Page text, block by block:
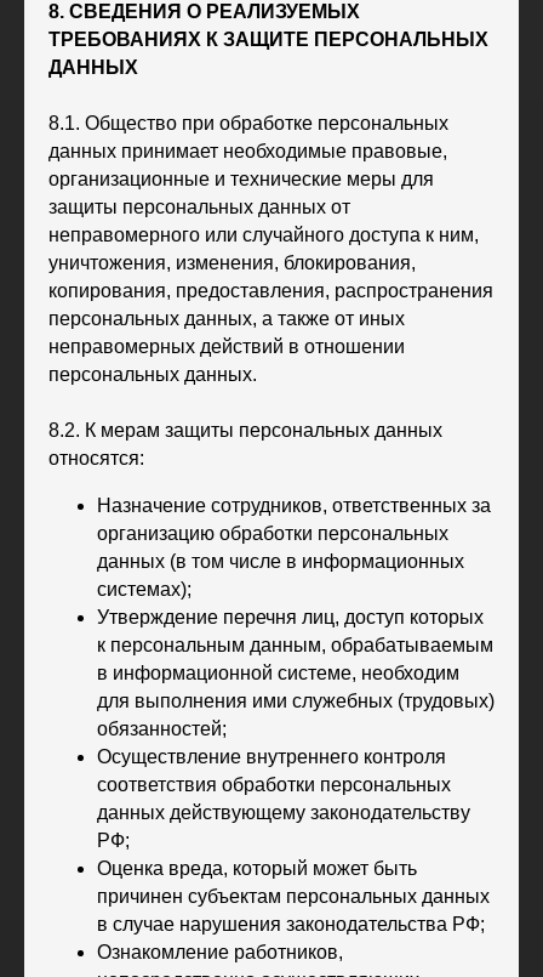
8. СВЕДЕНИЯ О РЕАЛИЗУЕМЫХ
ТРЕБОВАНИЯХ К ЗАЩИТЕ ПЕРСОНАЛЬНЫХ
ДАННЫХ
8.1. Общество при обработке персональных
данных принимает необходимые правовые,
организационные и технические меры для
защиты персональных данных от
неправомерного или случайного доступа к ним,
уничтожения, изменения, блокирования,
копирования, предоставления, распространения
персональных данных, а также от иных
неправомерных действий в отношении
персональных данных.
8.2. К мерам защиты персональных данных
относятся:
Назначение сотрудников, ответственных за
организацию обработки персональных
данных (в том числе в информационных
системах);
Утверждение перечня лиц, доступ которых
к персональным данным, обрабатываемым
в информационной системе, необходим
для выполнения ими служебных (трудовых)
обязанностей;
Осуществление внутреннего контроля
соответствия обработки персональных
данных действующему законодательству
РФ;
Оценка вреда, который может быть
причинен субъектам персональных данных
в случае нарушения законодательства РФ;
Ознакомление работников,
Ижсталь»
Состав команды
Тренерский штаб
НМХК« Прогресс»
Турнирная таблица
Тренерский штаб
Спортивная школа
по хоккею
НМХЛ
ВХЛ
КХЛ
НХЛ
Всё о хоккее
Социальные проекты
Видео
Фото
болельщиков
ООО «ХК «Ижсталь»
ОГРН 1261800004751, ИНН 1800050073
г. Ижевск, ул. Свободы, д. 82а